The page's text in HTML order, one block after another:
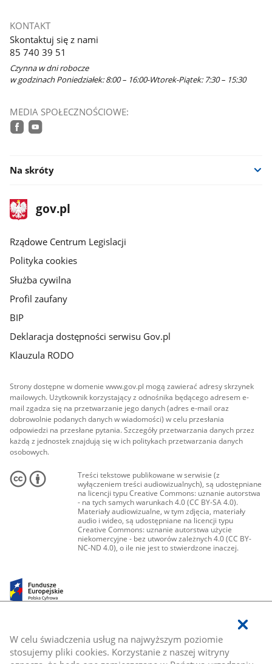
W celu świadczenia usług na najwyższym poziomie
stosujemy pliki cookies. Korzystanie z naszej witryny
nowym
KONTAKT
Skontaktuj się z nami
85 740 39 51
Czynna w dni robocze
w godzinach Poniedziałek: 8:00 – 16:00-Wtorek-Piątek: 7:30 – 15:30
MEDIA SPOŁECZNOŚCIOWE:
Na skróty
stopka
gov.plStrona
gov.pl
Rządowe Centrum Legislacji
Polityka cookies
Służba cywilna
Profil zaufany
BIP
Deklaracja dostępności serwisu Gov.pl
Klauzula RODO
Strony dostępne w domenie www.gov.pl mogą zawierać adresy skrzynek
mailowych. Użytkownik korzystający z odnośnika będącego adresem e-
mail zgadza się na przetwarzanie jego danych (adres e-mail oraz
dobrowolnie podanych danych w wiadomości) w celu przesłania
odpowiedzi na przesłane pytania. Szczegóły przetwarzania danych przez
każdą z jednostek znajdują się w ich politykach przetwarzania danych
osobowych.
Treści tekstowe publikowane w serwisie (z
wyłączeniem treści audiowizualnych), są udostępniane
na licencji typu Creative Commons: uznanie autorstwa
- na tych samych warunkach 4.0 (CC BY-SA 4.0).
Materiały audiowizualne, w tym zdjęcia, materiały
audio i wideo, są udostępniane na licencji typu
Creative Commons: uznanie autorstwa użycie
niekomercyjne - bez utworów zależnych 4.0 (CC BY-
NC-ND 4.0), o ile nie jest to stwierdzone inaczej.